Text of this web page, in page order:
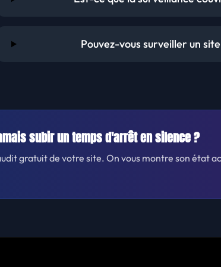
Pouvez-vous surveiller un
subir un temps d'arrêt en silence ?
gratuit de votre site. On vous montre son état